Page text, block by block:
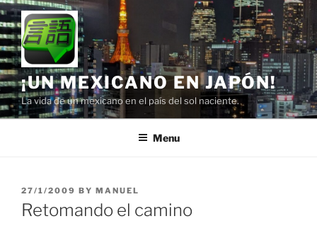
Skip
to
content
¡UN MEXICANO EN JAPÓN!
La vida de un mexicano en el país del sol naciente.
Menu
POSTED
ON
27/1/2009 BY MANUEL
Retomando el camino